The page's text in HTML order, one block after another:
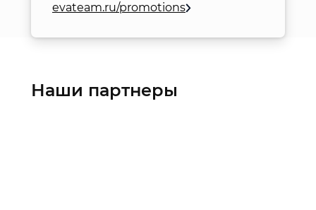
evateam.ru/promotions
Наши партнеры